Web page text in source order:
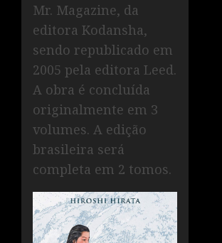
Mr. Magazine, da
editora Kodansha,
sendo republicado em
2005 pela editora Leed.
A obra é concluída
originalmente em 3
volumes. A edição
brasileira será
completa em 2 tomos.